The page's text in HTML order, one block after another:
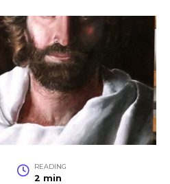
READING
2 min